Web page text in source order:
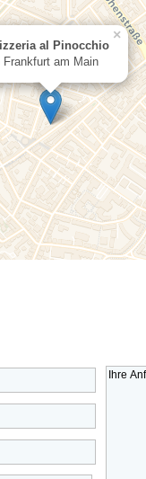
al Pinocchio
Frankfurt am Main
×